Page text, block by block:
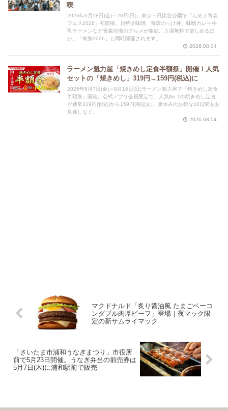
喫
2026年9月18日(金)～20日(日)、東京・日比谷公園で「んめぇ青森
フェス2026」初開催。貝焼き味噌、青森のっけ丼、味噌カレー牛
乳ラーメンなど青森自慢のグルメが集結。入場無料で楽しめるほ
か、「肉祭2026」も同時開催されます。
2026.08.04
ラーメン魁力屋「焼きめし定食半額祭」開催！人気
セットの「焼きめし」319円→159円(税込)に
2026年8月7日(金)～8月16日(日)ラーメン魁力屋で「焼きめし定食
半額祭」開催。公式アプリ会員限定で、人気No.1の焼きめし定食
が通常319円(税込)から159円(税込)に。夏休みのお得な10日間をお
見逃しなく。
2026.08.04
マクドナルド「炙り醤油風 たまごベーコ
ンダブル肉厚ビーフ」登場｜夜マック限
定の新サムライマック
「さいたま市浦和うなぎまつり」市役所
前で5月23日開催。うなぎ弁当の前売券は
5月7日(木)に浦和駅前で販売